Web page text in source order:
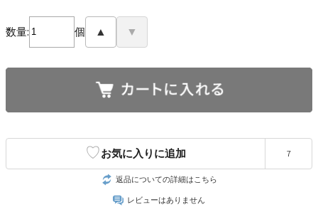
数量: 個 ▲ ▼
♡お気に入りに追加 7
返品についての詳細はこちら
レビューはありません